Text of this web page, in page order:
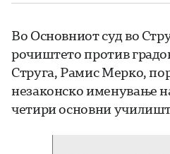
Во Основниот суд во
рочиштето против
Струга, Рамис Мерко,
незаконско именување
четири основни